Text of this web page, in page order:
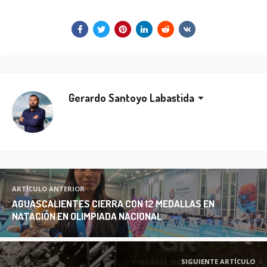
Gerardo Santoyo Labastida
ARTÍCULO ANTERIOR
AGUASCALIENTES CIERRA CON 12 MEDALLAS EN
NATACIÓN EN OLIMPIADA NACIONAL
SIGUIENTE ARTÍCULO